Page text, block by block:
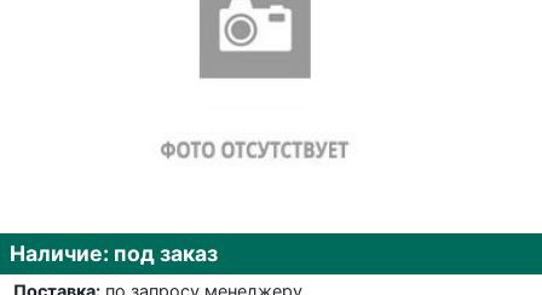
Наличие: под заказ
Поставка:по запросу менеджеру